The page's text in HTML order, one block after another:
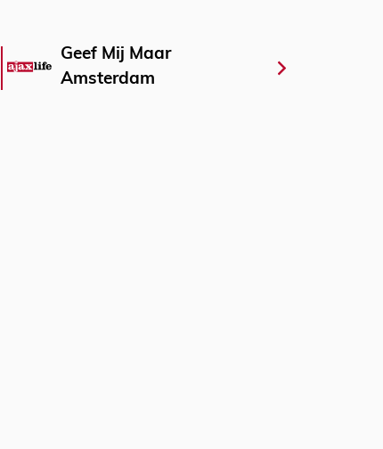
Geef Mij Maar
Amsterdam